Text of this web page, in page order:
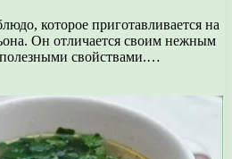
которое приготавливается на
Он отличается своим нежным
свойствами.…